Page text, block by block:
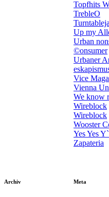
Topfhits
TrebleO
Up my
Urban
©onsumer
Urbaner
Vice
Vienna
We know
Wireblock
Wireblock
Wooster
Yes Yes
Zapateria
Archiv Meta